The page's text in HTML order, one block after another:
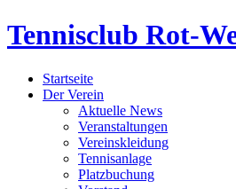
Tennisclub Rot-
Startseite
Der Verein
Aktuelle News
Veranstaltungen
Vereinskleidung
Tennisanlage
Platzbuchung